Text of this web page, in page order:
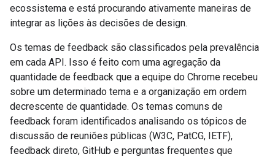
ecossistema e está procurando ativamente maneiras de
integrar as lições às decisões de design.
Os temas de feedback são classificados pela prevalência
em cada API. Isso é feito com uma agregação da
quantidade de feedback que a equipe do Chrome recebeu
sobre um determinado tema e a organização em ordem
decrescente de quantidade. Os temas comuns de
feedback foram identificados analisando os tópicos de
discussão de reuniões públicas (W3C, PatCG, IETF),
feedback direto, GitHub e perguntas frequentes que